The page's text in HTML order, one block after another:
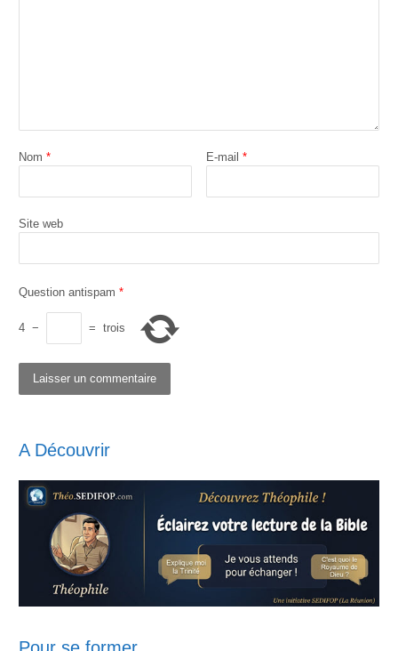
Nom * E-mail*
Site web
Question antispam *
4 − = trois
A Découvrir
Pour se former